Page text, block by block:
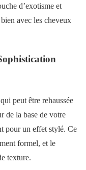
d’exotisme et
avec les cheveux
peut être rehaussée
de la base de votre
pour un effet stylé. Ce
formel, et le
texture.